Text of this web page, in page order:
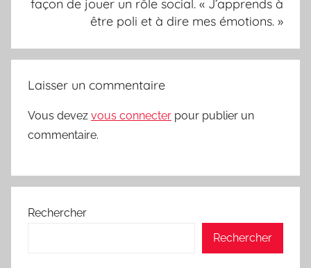
façon de jouer un rôle social. « J’apprends à
être poli et à dire mes émotions. »
Laisser un commentaire
Vous devez vous connecter pour publier un
commentaire.
Rechercher
Rechercher